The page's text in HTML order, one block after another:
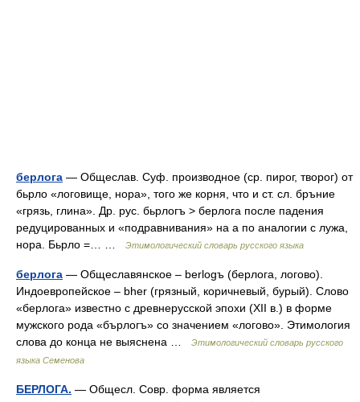
берлога — Общеслав. Суф. производное (ср. пирог, творог) от
бьрло «логовище, нора», того же корня, что и ст. сл. бръние
«грязь, глина». Др. рус. бьрлогъ > берлога после падения
редуцированных и «подравнивания» на а по аналогии с лужа,
нора. Бьрло =… …
Этимологический словарь русского языка
берлога — Общеславянское – berlogъ (берлога, логово).
Индоевропейское – bher (грязный, коричневый, бурый). Слово
«берлога» известно с древнерусской эпохи (XII в.) в форме
мужского рода «бърлогъ» со значением «логово». Этимология
слова до конца не выяснена …
Этимологический словарь русского
языка Семенова
БЕРЛОГА. — Общесл. Совр. форма является